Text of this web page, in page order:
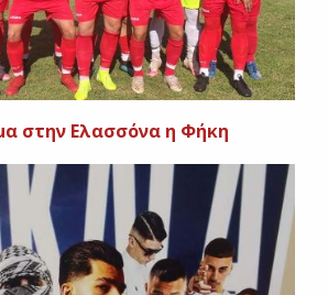
στην Ελασσόνα η Φήκη